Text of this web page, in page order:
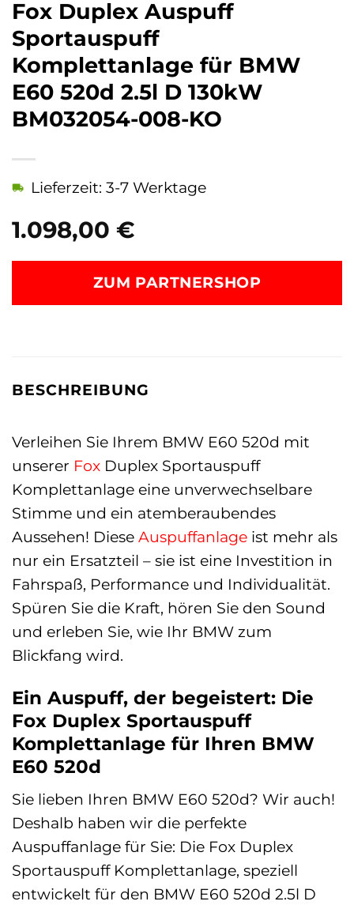
Fox Duplex Auspuff
Sportauspuff
Komplettanlage für BMW
E60 520d 2.5l D 130kW
BM032054-008-KO
1.098,00 €
Lieferzeit: 3-7 Werktage
ZUM PARTNERSHOP
BESCHREIBUNG
Verleihen Sie Ihrem BMW E60 520d mit
unserer Fox Duplex Sportauspuff
Komplettanlage eine unverwechselbare
Stimme und ein atemberaubendes
Aussehen! Diese Auspuffanlage ist mehr als
nur ein Ersatzteil – sie ist eine Investition in
Fahrspaß, Performance und Individualität.
Spüren Sie die Kraft, hören Sie den Sound
und erleben Sie, wie Ihr BMW zum
Blickfang wird.
Ein Auspuff, der begeistert: Die
Fox Duplex Sportauspuff
Komplettanlage für Ihren BMW
E60 520d
Sie lieben Ihren BMW E60 520d? Wir auch!
Deshalb haben wir die perfekte
Auspuffanlage für Sie: Die Fox Duplex
Sportauspuff Komplettanlage, speziell
entwickelt für den BMW E60 520d 2.5l D